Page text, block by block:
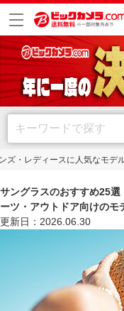
ズ・レディースに人気なモデ
サングラスのおすすめ25
ーツ・アウトドア向けのモ
更新日：2026.06.30